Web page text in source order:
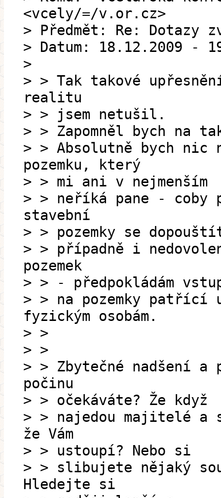
<vcely/=/v.or.cz>
> Předmět: Re: Dotazy
> Datum: 18.12.2009 -
>
> > Tak takové
realitu
> > jsem netušil.
> > Zapomněl bych na
> > Absolutně bych nic
pozemku, který
> > mi ani v nejmenším
> > neříká pane - coby
stavební
> > pozemky se
> > případně i
pozemek
> > - předpokládám
> > na pozemky patřící
fyzickým osobám.
> >
> >
> > Zbytečné nadšení a
počinu
> > očekáváte? Že když
> > najedou majitelé a
že Vám
> > ustoupí? Nebo si
> > slibujete nějaký
Hledejte si